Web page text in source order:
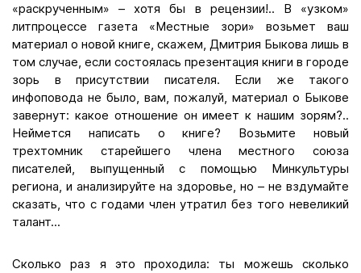
«раскрученным» – хотя бы в рецензии!.. В «узком»
литпроцессе газета «Местные зори» возьмет ваш
материал о новой книге, скажем, Дмитрия Быкова лишь в
том случае, если состоялась презентация книги в городе
зорь в присутствии писателя. Если же такого
инфоповода не было, вам, пожалуй, материал о Быкове
завернут: какое отношение он имеет к нашим зорям?..
Неймется написать о книге? Возьмите новый
трехтомник старейшего члена местного союза
писателей, выпущенный с помощью Минкультуры
региона, и анализируйте на здоровье, но – не вздумайте
сказать, что с годами член утратил без того невеликий
талант...
Сколько раз я это проходила: ты можешь сколько